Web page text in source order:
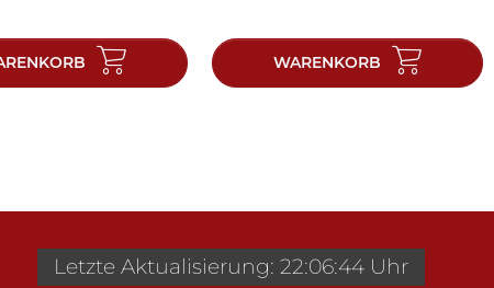
WARENKORB
Letzte Aktualisierung: 22:06:44 Uhr